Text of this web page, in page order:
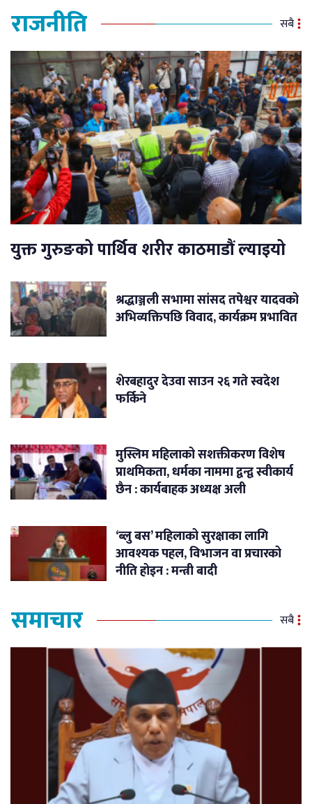
राजनीति सबै
युक्त गुरुङको पार्थिव शरीर काठमाडौं ल्याइयो
श्रद्धाञ्जली सभामा सांसद तपेश्वर यादवको
अभिव्यक्तिपछि विवाद, कार्यक्रम प्रभावित
शेरबहादुर देउवा साउन २६ गते स्वदेश
फर्किने
मुस्लिम महिलाको सशक्तीकरण विशेष
प्राथमिकता, धर्मका नाममा द्वन्द्व स्वीकार्य
छैन : कार्यबाहक अध्यक्ष अली
‘ब्लु बस’ महिलाको सुरक्षाका लागि
आवश्यक पहल, विभाजन वा प्रचारको
नीति होइन : मन्त्री बादी
समाचार सबै